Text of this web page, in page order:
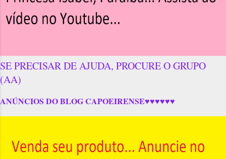
SE PRECISAR DE AJUDA, PROCURE O GRUPO
(AA)
ANÚNCIOS DO BLOG CAPOEIRENSE♥♥♥♥♥♥